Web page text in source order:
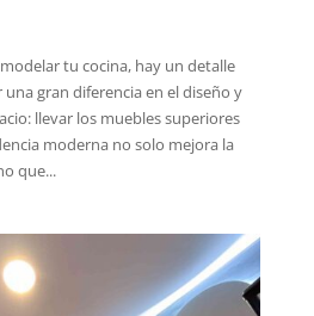
tu cocina, hay un detalle
gran diferencia en el diseño y
llevar los muebles superiores
moderna no solo mejora la
que...